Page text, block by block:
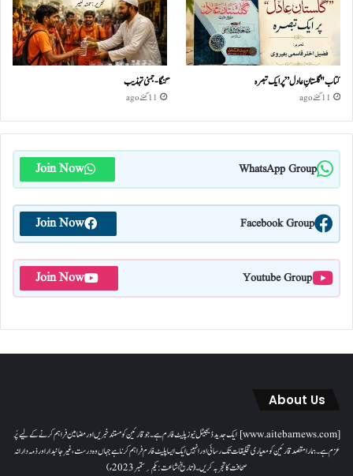
کتاب "گلستانِ عادل” پر ایک تبصرہ
11 گھنٹے ago
گنگا-جمنی تہذیب
11 گھنٹے ago
WhatsApp Group
Join Now
Facebook Group
Join Now
Youtube Group
Join Now
About Us
[www.aitebarnews.com] ایک جدید ڈیجیٹل نیوز پلیٹ فارم ہے۔ جو قارئین کو مستند خبریں اور مضامین فراہم کرنے کے لیے پُر
عزم ہے۔ ہمارا مقصدقارئین کو معیاری تخلیقات تک رسائی اور انہیں ایک ایسا پلیٹ فارم فراہم کرنا ہے جہاں وہ درست، غیر جانبدار اور ذمہ دارانہ
صحافت کا تجربہ کریں۔( تاریخ اشاعت : یکم؍ ستمبر 2023ء)